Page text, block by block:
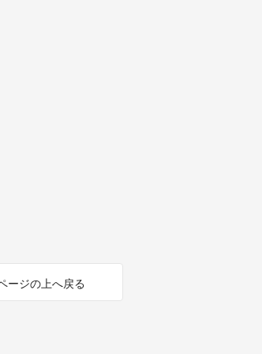
ージの上へ戻る